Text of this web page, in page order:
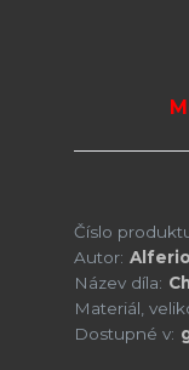
Číslo
Autor:
Název díla:
Materiál,
Dostupné v: